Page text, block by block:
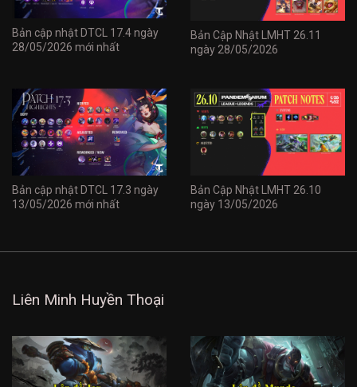
Bản cập nhật DTCL 17.4 ngày
28/05/2026 mới nhất
Bản Cập Nhật LMHT 26.11
ngày 28/05/2026
Bản cập nhật DTCL 17.3 ngày
13/05/2026 mới nhất
Bản Cập Nhật LMHT 26.10
ngày 13/05/2026
Liên Minh Huyền Thoại